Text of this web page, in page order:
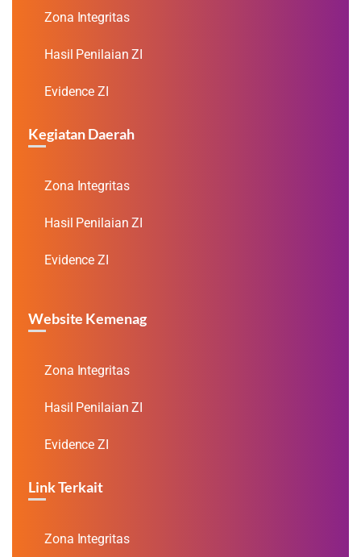
Zona Integritas
Hasil Penilaian ZI
Evidence ZI
Kegiatan Daerah
Zona Integritas
Hasil Penilaian ZI
Evidence ZI
Website Kemenag
Zona Integritas
Hasil Penilaian ZI
Evidence ZI
Link Terkait
Zona Integritas